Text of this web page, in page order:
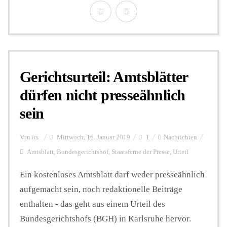
Gerichtsurteil: Amtsblätter
dürfen nicht presseähnlich
sein
Von irs Mittwoch, 16. Januar 2019 1 Nachrichten
Amtsblatt, Bundesgerichtshof, Staatsferne der Presse, Urteil
Ein kostenloses Amtsblatt darf weder presseähnlich
aufgemacht sein, noch redaktionelle Beiträge
enthalten - das geht aus einem Urteil des
Bundesgerichtshofs (BGH) in Karlsruhe hervor.